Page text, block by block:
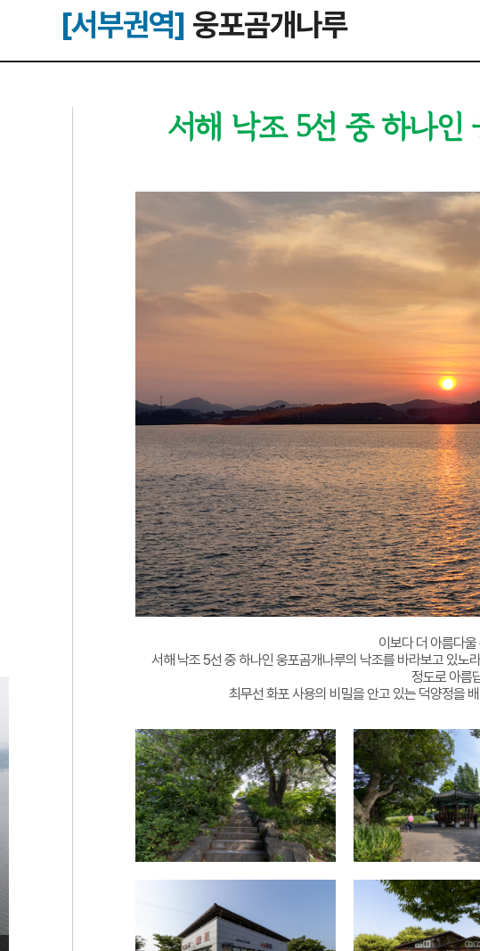
[서부권역] 웅포곰개나루
서해 낙조 5선 중 하나인
이보다 더 아름다울
서해 낙조 5선 중 하나인 웅포곰개나루의 낙조를 바라보고 있노
정도로 아름
최무선 화포 사용의 비밀을 안고 있는 덕양정을